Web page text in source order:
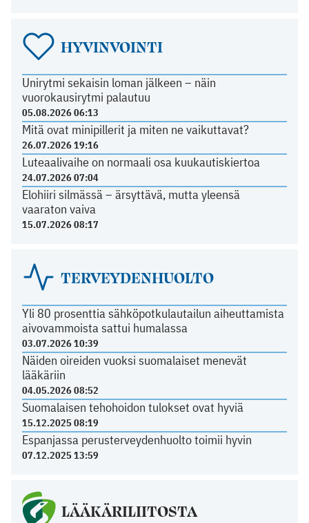
HYVINVOINTI
Unirytmi sekaisin loman jälkeen – näin
vuorokausirytmi palautuu
05.08.2026 06:13
Mitä ovat minipillerit ja miten ne vaikuttavat?
26.07.2026 19:16
Luteaalivaihe on normaali osa kuukautiskiertoa
24.07.2026 07:04
Elohiiri silmässä – ärsyttävä, mutta yleensä
vaaraton vaiva
15.07.2026 08:17
TERVEYDENHUOLTO
Yli 80 prosenttia sähköpotkulautailun aiheuttamista
aivovammoista sattui humalassa
03.07.2026 10:39
Näiden oireiden vuoksi suomalaiset menevät
lääkäriin
04.05.2026 08:52
Suomalaisen tehohoidon tulokset ovat hyviä
15.12.2025 08:19
Espanjassa perusterveydenhuolto toimii hyvin
07.12.2025 13:59
LÄÄKÄRILIITOSTA